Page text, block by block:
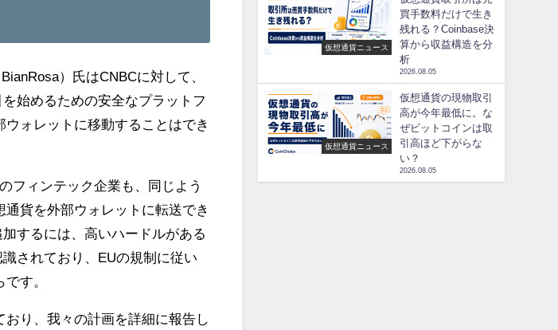
）氏はCNBCに対して、
始めるための安全なプラットフ
ォレットに移動することはでき
フィンテック企業も、同じよう
貨を外部ウォレットに転送でき
するには、高いハードルがある
されており、EUの規制に従い
す。
り、我々の計画を詳細に報告し
仮想通貨ニュース
買手数料だけで生き
残れる？Coinbase決
算から収益構造を分
析
2026.08.05
仮想通貨ニュース
仮想通貨の現物取引
高が今年最低に。な
ぜビットコインは取
引高ほど下がらな
い？
2026.08.05